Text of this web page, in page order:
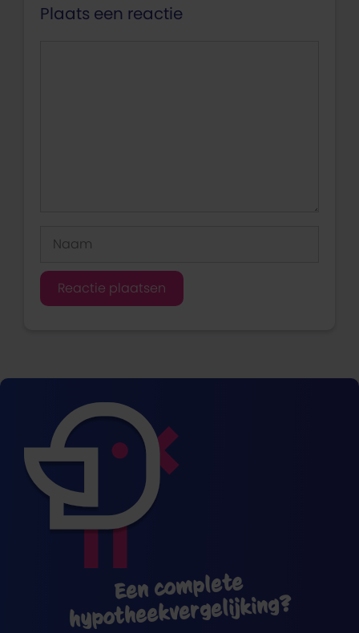
Plaats een reactie
Naam
Een complete
hypotheekvergelijking?